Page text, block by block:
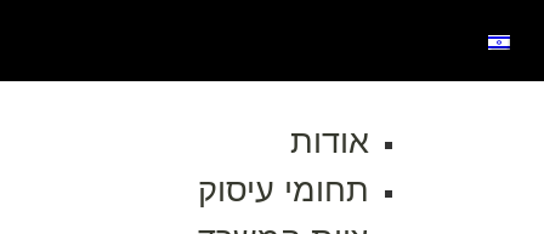
אודות
תחומי עיסוק